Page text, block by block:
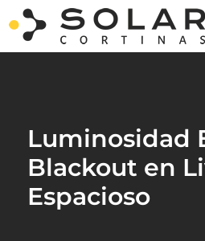
Luminosidad
Blackout en
Espacioso